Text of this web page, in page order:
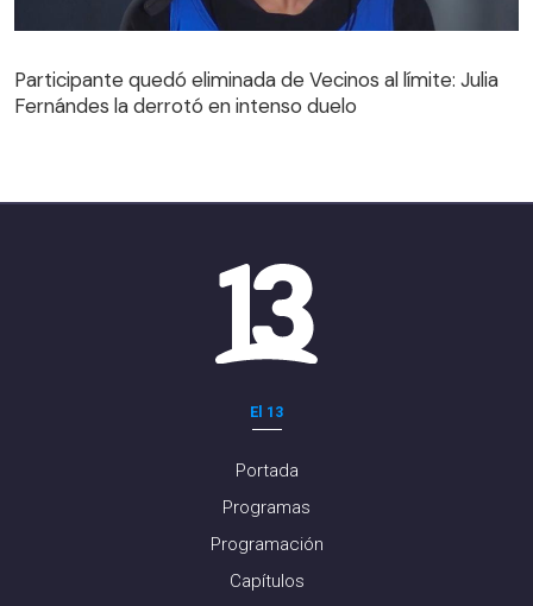
Fernándes la derrotó en intenso duelo
Participante quedó eliminada de Vecinos al límite: Julia
Fernándes la derrotó en intenso duelo
El 13
Portada
Programas
Programación
Capítulos